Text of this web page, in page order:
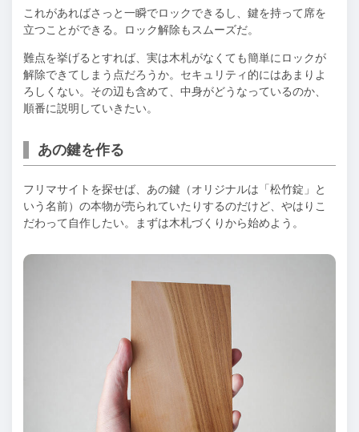
これがあればさっと⼀瞬でロックできるし、鍵を持って席を
⽴つことができる。ロック解除もスムーズだ。
難点を挙げるとすれば、実は⽊札がなくても簡単にロックが
解除できてしまう点だろうか。セキュリティ的にはあまりよ
ろしくない。その辺も含めて、中⾝がどうなっているのか、
順番に説明していきたい。
あの鍵を作る
フリマサイトを探せば、あの鍵（オリジナルは「松⽵錠」と
いう名前）の本物が売られていたりするのだけど、やはりこ
だわって⾃作したい。まずは⽊札づくりから始めよう。